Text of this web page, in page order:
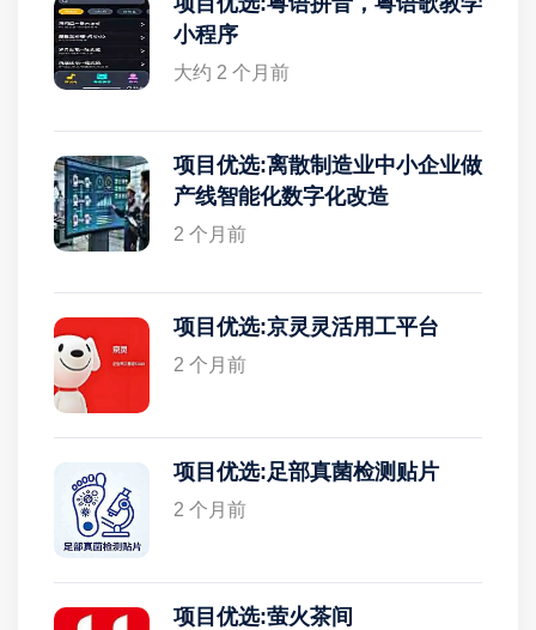
小程序
大约 2 个月前
项目优选:离散制造业中小企业做
产线智能化数字化改造
2 个月前
项目优选:京灵灵活用工平台
2 个月前
项目优选:足部真菌检测贴片
2 个月前
项目优选:萤火茶间